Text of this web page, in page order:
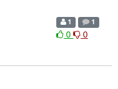
1 1
0 0